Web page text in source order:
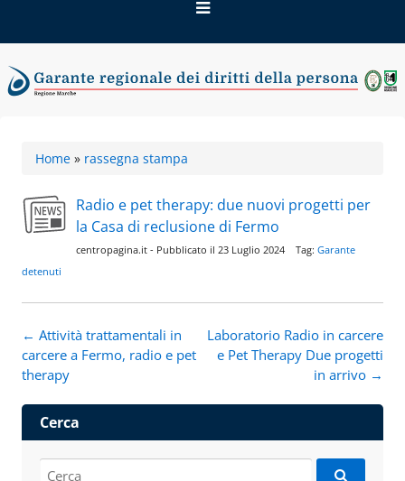
contenuto
Home » rassegna stampa
Radio e pet therapy: due nuovi progetti per
la Casa di reclusione di Fermo
centropagina.it - Pubblicato il 23 Luglio 2024 Tag: Garante
detenuti
Navigazione
articolo
← Attività trattamentali in
carcere a Fermo, radio e pet
therapy
Laboratorio Radio in carcere
e Pet Therapy Due progetti
in arrivo →
Cerca
Cerca: